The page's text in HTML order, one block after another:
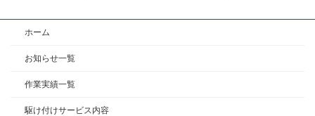
ホーム
お知らせ一覧
作業実績一覧
駆け付けサービス内容